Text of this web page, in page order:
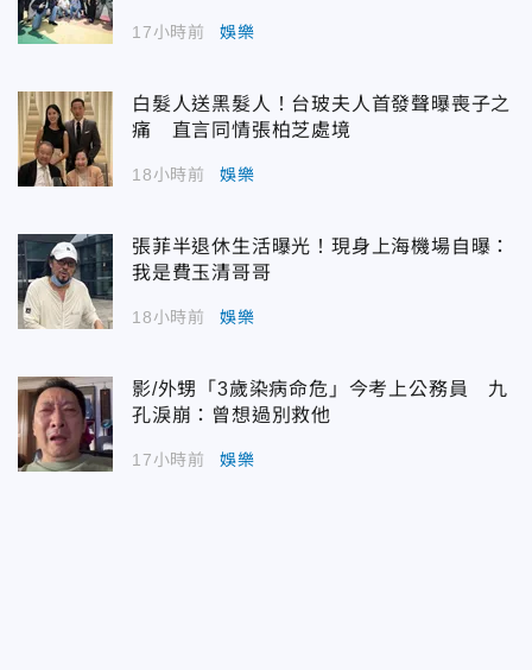
17小時前 娛樂
白髮人送黑髮人！台玻夫人首發聲曝喪子之
痛 直言同情張柏芝處境
18小時前 娛樂
張菲半退休生活曝光！現身上海機場自曝：
我是費玉清哥哥
18小時前 娛樂
影/外甥「3歲染病命危」今考上公務員 九
孔淚崩：曾想過別救他
17小時前 娛樂